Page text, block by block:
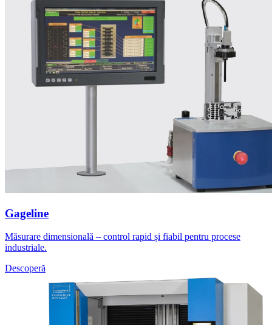
Gageline
Măsurare dimensională – control rapid și fiabil pentru procese
industriale.
Descoperă